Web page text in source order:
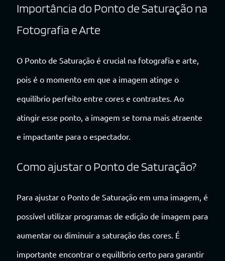
Importância do Ponto de Saturação na
Fotografia e Arte
O Ponto de Saturação é crucial na fotografia e arte,
pois é o momento em que a imagem atinge o
equilíbrio perfeito entre cores e contrastes. Ao
atingir esse ponto, a imagem se torna mais atraente
e impactante para o espectador.
Como ajustar o Ponto de Saturação?
Para ajustar o Ponto de Saturação em uma imagem, é
possível utilizar programas de edição de imagem para
aumentar ou diminuir a saturação das cores. É
importante encontrar o equilíbrio certo para garantir